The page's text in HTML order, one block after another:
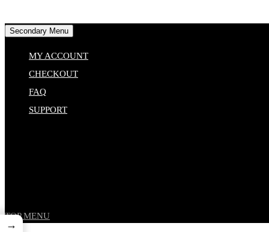
Skip
content
Secondary Menu
MY ACCOUNT
CHECKOUT
FAQ
SUPPORT
TOP MENU
→